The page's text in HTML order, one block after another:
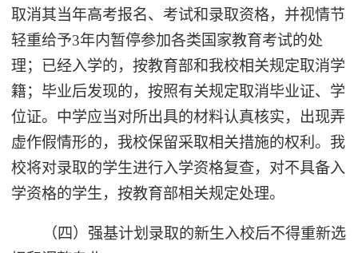
取消其当年高考报名、考试和录取资格，并视情节
轻重给予3年内暂停参加各类国家教育考试的处
理；已经入学的，按教育部和我校相关规定取消学
籍；毕业后发现的，按照有关规定取消毕业证、学
位证。中学应当对所出具的材料认真核实，出现弄
虚作假情形的，我校保留采取相关措施的权利。我
校将对录取的学生进行入学资格复查，对不具备入
学资格的学生，按教育部相关规定处理。
（四）强基计划录取的新生入校后不得重新选